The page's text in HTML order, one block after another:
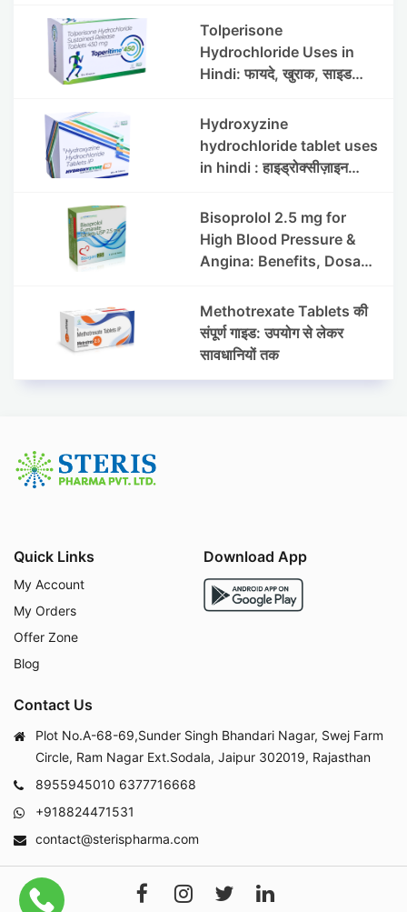
Side Effects
Tolperisone
Hydrochloride Uses in
Hindi: फायदे, खुराक, साइड
Hydroxyzine
hydrochloride tablet uses
in hindi : हाइड्रोक्सीज़ाइन
लाभ | Steris
Bisoprolol 2.5 mg for
High Blood Pressure &
Angina: Benefits, Dosage
Methotrexate Tablets की
संपूर्ण गाइड: उपयोग से लेकर
सावधानियों तक
Quick Links
My Account
My Orders
Offer Zone
Blog
Download App
Contact Us
Plot No.A-68-69,Sunder Singh Bhandari Nagar, Swej Farm
Circle, Ram Nagar Ext.Sodala, Jaipur 302019, Rajasthan
8955945010 6377716668
+918824471531
contact@sterispharma.com